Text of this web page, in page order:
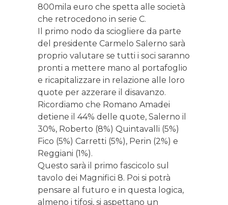
800mila euro che spetta alle società
che retrocedono in serie C.
Il primo nodo da sciogliere da parte
del presidente Carmelo Salerno sarà
proprio valutare se tutti i soci saranno
pronti a mettere mano al portafoglio
e ricapitalizzare in relazione alle loro
quote per azzerare il disavanzo.
Ricordiamo che Romano Amadei
detiene il 44% delle quote, Salerno il
30%, Roberto (8%) Quintavalli (5%)
Fico (5%) Carretti (5%), Perin (2%) e
Reggiani (1%).
Questo sarà il primo fascicolo sul
tavolo dei Magnifici 8. Poi si potrà
pensare al futuro e in questa logica,
almeno i tifosi, si aspettano un